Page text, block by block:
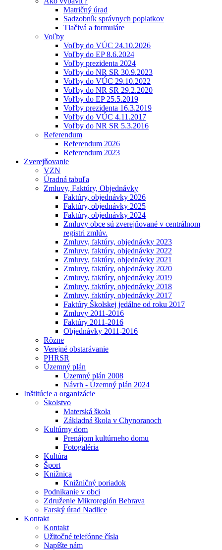
Matričný úrad
Sadzobník správnych poplatkov
Tlačivá a formuláre
Voľby
Voľby do VÚC 24.10.2026
Voľby do EP 8.6.2024
Voľby prezidenta 2024
Voľby do NR SR 30.9.2023
Voľby do VÚC 29.10.2022
Voľby do NR SR 29.2.2020
Voľby do EP 25.5.2019
Voľby prezidenta 16.3.2019
Voľby do VÚC 4.11.2017
Voľby do NR SR 5.3.2016
Referendum
Referendum 2026
Referendum 2023
Zverejňovanie
VZN
Úradná tabuľa
Zmluvy, Faktúry, Objednávky
Faktúry, objednávky 2026
Faktúry, objednávky 2025
Faktúry, objednávky 2024
Zmluvy obce sú zverejňované v centrálnom
registri zmlúv.
Zmluvy, faktúry, objednávky 2023
Zmluvy, faktúry, objednávky 2022
Zmluvy, faktúry, objednávky 2021
Zmluvy, faktúry, objednávky 2020
Zmluvy, faktúry, objednávky 2019
Zmluvy, faktúry, objednávky 2018
Zmluvy, faktúry, objednávky 2017
Faktúry Školskej jedálne od roku 2017
Zmluvy 2011-2016
Faktúry 2011-2016
Objednávky 2011-2016
Rôzne
Verejné obstarávanie
PHRSR
Územný plán
Územný plán 2008
Návrh - Územný plán 2024
Inštitúcie a organizácie
Školstvo
Materská škola
Základná škola v Chynoranoch
Kultúrny dom
Prenájom kultúrneho domu
Fotogaléria
Kultúra
Šport
Knižnica
Knižničný poriadok
Podnikanie v obci
Združenie Mikroregión Bebrava
Farský úrad Nadlice
Kontakt
Kontakt
Užitočné telefónne čísla
Napíšte nám